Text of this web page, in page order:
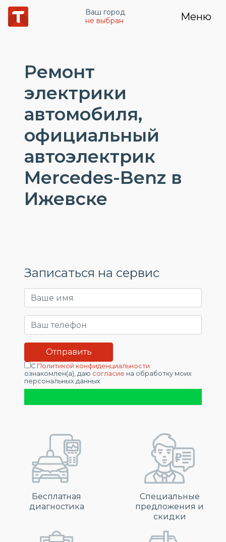
Ваш город
не выбран
Меню
Ремонт
электрики
автомобиля,
официальный
автоэлектрик
Mercedes-Benz в
Ижевске
Записаться на сервис
С Политикой конфиденциальности
ознакомлен(а), даю согласие на обработку моих
персональных данных
Бесплатная
диагностика
Специальные
предложения и
скидки